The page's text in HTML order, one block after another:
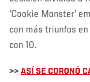
‘Cookie Monster’
con más triunfos
con 10.
>>ASÍ SE CORONÓ